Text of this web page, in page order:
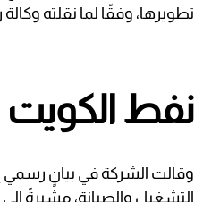
تطويرها، وفقًا لما نقلته وكالة
نفط الكويت